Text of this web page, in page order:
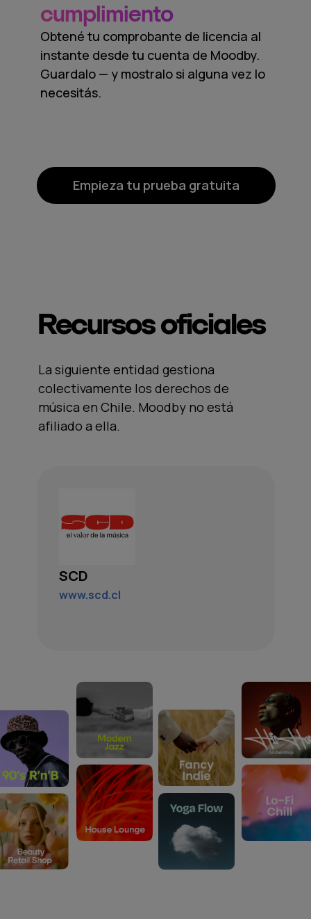
cumplimiento
Obtené tu comprobante de licencia al
instante desde tu cuenta de Moodby.
Guardalo — y mostralo si alguna vez lo
necesitás.
Empieza tu prueba gratuita
Recursos oficiales
La siguiente entidad gestiona
colectivamente los derechos de
música en Chile. Moodby no está
afiliado a ella.
SCD
www.scd.cl